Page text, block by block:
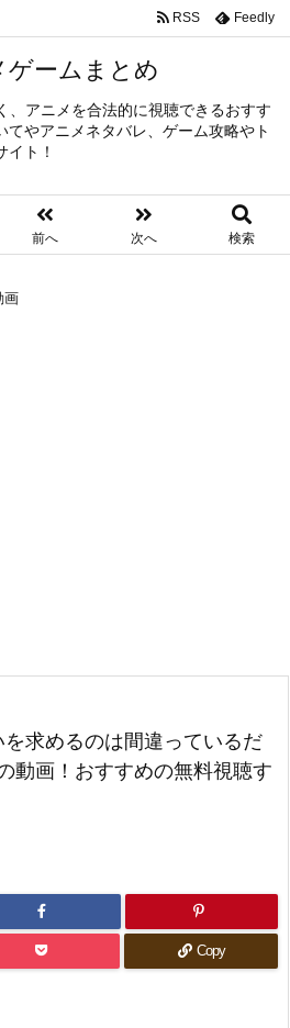
ゲームまとめ
アニメを合法的に視聴できるおすす
やアニメネタバレ、ゲーム攻略やト
イト！
前へ 次へ 検索
RSS Feedly
画
を求めるのは間違っているだ
動画！おすすめの無料視聴す
Copy